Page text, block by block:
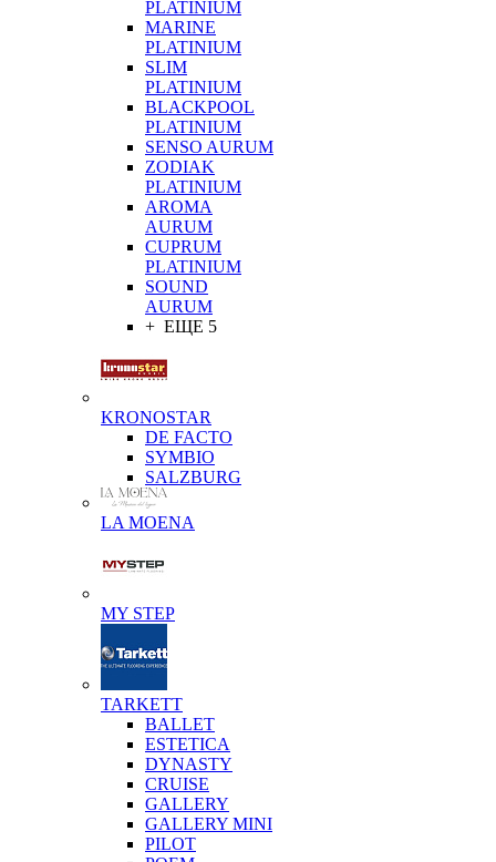
PLATINIUM
MARINE
PLATINIUM
SLIM
PLATINIUM
BLACKPOOL
PLATINIUM
SENSO AURUM
ZODIAK
PLATINIUM
AROMA
AURUM
CUPRUM
PLATINIUM
SOUND
AURUM
+ ЕЩЕ 5
KRONOSTAR
DE FACTO
SYMBIO
SALZBURG
LA MOENA
MY STEP
TARKETT
BALLET
ESTETICA
DYNASTY
CRUISE
GALLERY
GALLERY MINI
PILOT